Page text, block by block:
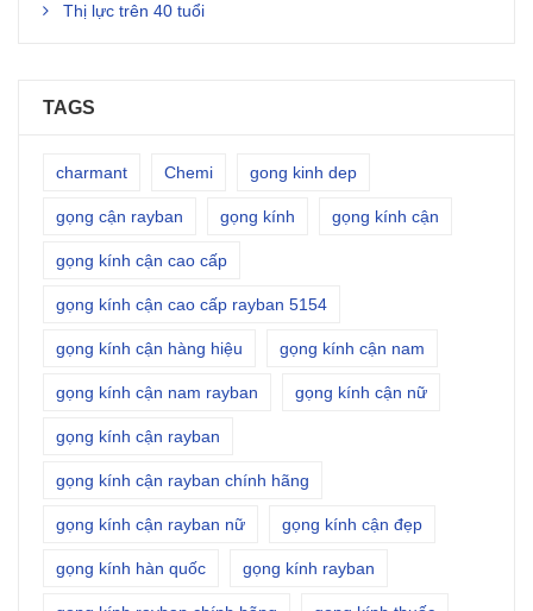
Thị lực trên 40 tuổi
TAGS
charmant Chemi gong kinh dep
gọng cận rayban gọng kính gọng kính cận
gọng kính cận cao cấp
gọng kính cận cao cấp rayban 5154
gọng kính cận hàng hiệu gọng kính cận nam
gọng kính cận nam rayban gọng kính cận nữ
gọng kính cận rayban
gọng kính cận rayban chính hãng
gọng kính cận rayban nữ gọng kính cận đẹp
gọng kính hàn quốc gọng kính rayban